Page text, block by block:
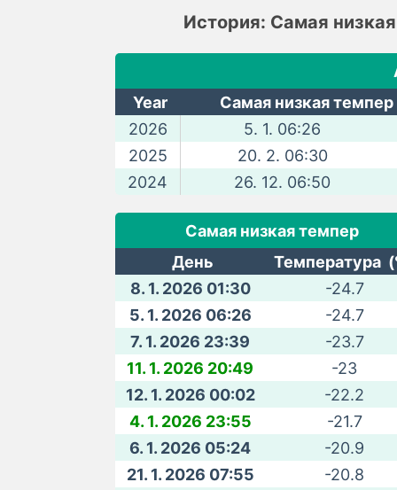
История: Самая
Year
Самая низкая
2026
5. 1. 06:26
2025
20. 2. 06:30
2024
26. 12. 06:50
Самая низкая темпер
День
Температура
8. 1. 2026 01:30
-24.7
5. 1. 2026 06:26
-24.7
7. 1. 2026 23:39
-23.7
11. 1. 2026 20:49
-23
12. 1. 2026 00:02
-22.2
4. 1. 2026 23:55
-21.7
6. 1. 2026 05:24
-20.9
21. 1. 2026 07:55
-20.8